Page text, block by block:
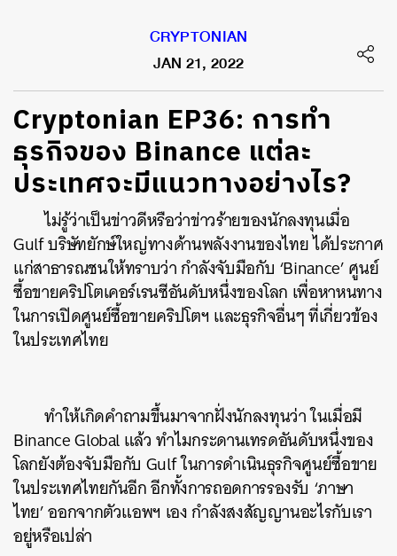
CRYPTONIAN
JAN 21, 2022
Cryptonian EP36: การทำ
ธุรกิจของ Binance แต่ละ
ประเทศจะมีแนวทางอย่างไร?
ไม่รู้ว่าเป็นข่าวดีหรือว่าข่าวร้ายของนักลงทุนเมื่อ
Gulf บริษัทยักษ์ใหญ่ทางด้านพลังงานของไทย ได้ประกาศ
แก่สาธารณชนให้ทราบว่า กำลังจับมือกับ ‘Binance’ ศูนย์
ซื้อขายคริปโตเคอร์เรนซีอันดับหนึ่งของโลก เพื่อหาหนทาง
ในการเปิดศูนย์ซื้อขายคริปโตฯ และธุรกิจอื่นๆ ที่เกี่ยวข้อง
ในประเทศไทย
ทำให้เกิดคำถามขึ้นมาจากฝั่งนักลงทุนว่า ในเมื่อมี
Binance Global แล้ว ทำไมกระดานเทรดอันดับหนึ่งของ
โลกยังต้องจับมือกับ Gulf ในการดำเนินธุรกิจศูนย์ซื้อขาย
ในประเทศไทยกันอีก อีกทั้งการถอดการรองรับ ‘ภาษา
ไทย’ ออกจากตัวแอพฯ เอง กำลังสงสัญญานอะไรกับเรา
อยู่หรือเปล่า